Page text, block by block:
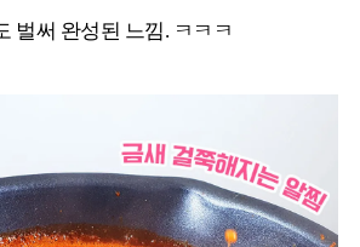
벌써 완성된 느낌. ㅋㅋㅋ